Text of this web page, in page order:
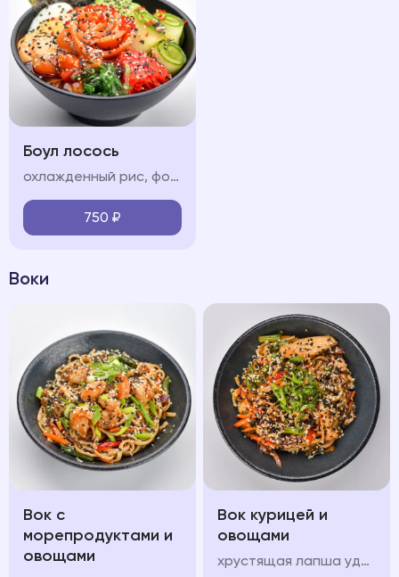
Боул лосось
охлажденный рис, форель, обжаренные в соусе терияки, свежие овощи (огурец, авокадо, черри), яйцо, водоросли чукка, нори, икра "тобико", соус "терияки", соус "спайси", кунжут
750 ₽
Воки
Вок с
морепродуктами и
овощами
Вок курицей и
овощами
хрустящая лапша удон, куриное филе, болгарский перец, шампиньоны, морковь, кабачок, лук перо, кинза, соус "вок", свежая зелень, кунжут